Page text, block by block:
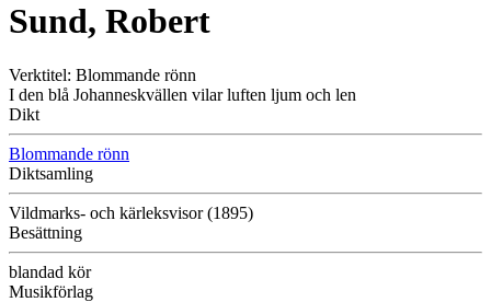
Sund, Robert
Verktitel: Blommande rönn
I den blå Johanneskvällen vilar luften ljum och len
Dikt
Blommande rönn
Diktsamling
Vildmarks- och kärleksvisor (1895)
Besättning
blandad kör
Musikförlag